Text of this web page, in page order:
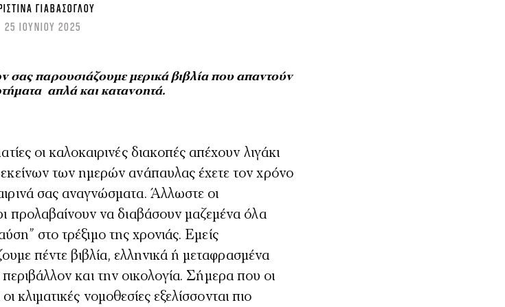
ΓΙΑΒΆΣΟΓΛΟΥ
25 ΙΟΥΝΙΟΥ 2025
παρουσιάζουμε μερικά βιβλία που απαντούν
απλά και κατανοητά.
των ημερών ανάπαυλας έχετε τον χρόνο
σας αναγνώσματα. Άλλωστε οι
προλαβαίνουν να διαβάσουν μαζεμένα όλα
στο τρέξιμο της χρονιάς. Εμείς
πέντε βιβλία, ελληνικά ή μεταφρασμένα
και την οικολογία. Σήμερα που οι
κλιματικές νομοθεσίες εξελίσσονται πιο